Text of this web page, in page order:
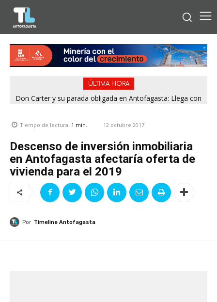
ÚLTIMA HORA
Don Carter y su parada obligada en Antofagasta: Llega con
Tiempo de lectura: 1 min. 12 octubre 2017
Descenso de inversión inmobiliaria
en Antofagasta afectaría oferta de
vivienda para el 2019
Por Timeline Antofagasta